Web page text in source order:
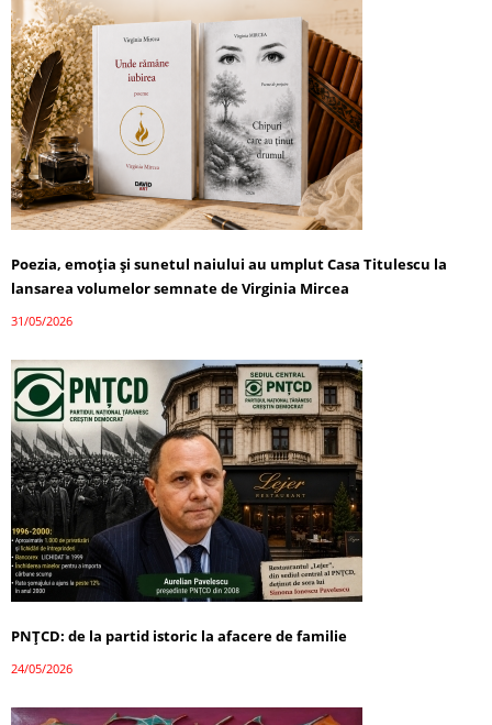
Poezia, emoția și sunetul naiului au umplut Casa Titulescu la
lansarea volumelor semnate de Virginia Mircea
31/05/2026
PNȚCD: de la partid istoric la afacere de familie
24/05/2026